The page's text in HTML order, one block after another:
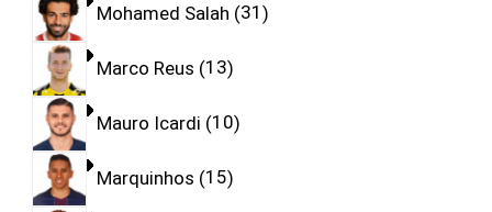
Mohamed Salah 31
Marco Reus 13
Mauro Icardi 10
Marquinhos 15